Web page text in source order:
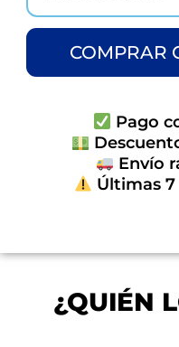
COMPRAR
Pago
Envío
Últimas
¿QUIÉN